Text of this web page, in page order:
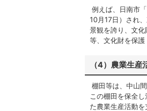
例えば、日南市
10月17日）され
景観を誇り、文
等、文化財を保護
（4）農業生
棚田等は、中山
この棚田を保全
た農業生産活動を